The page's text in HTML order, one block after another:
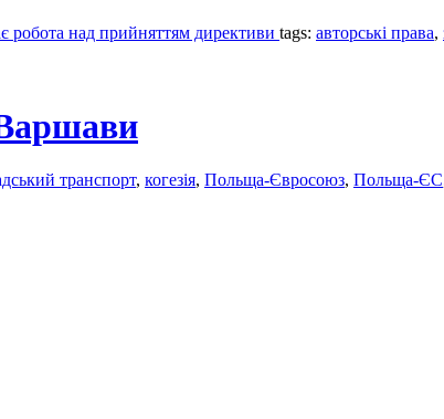
робота над прийняттям директиви tags: авторські права,
транспорт, когезія, Польща-Євросоюз, Польща-ЄС